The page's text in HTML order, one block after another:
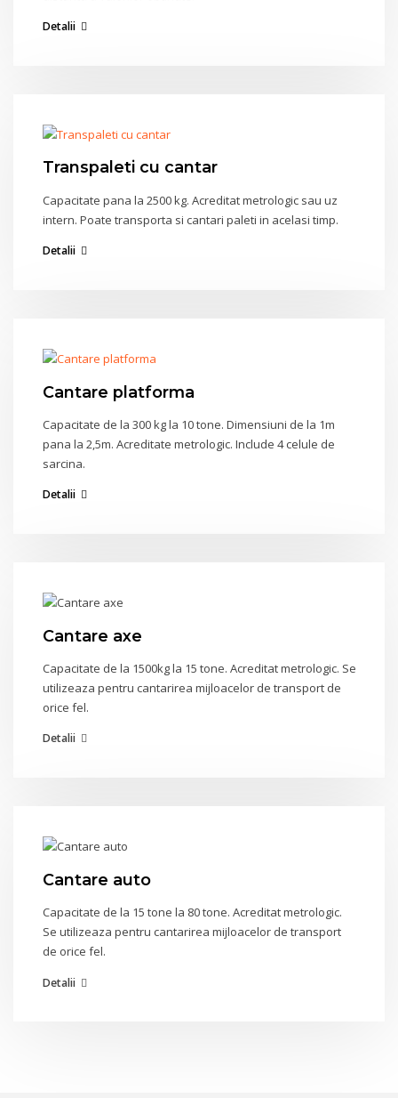
Detalii
Transpaleti cu cantar
Capacitate pana la 2500 kg. Acreditat metrologic sau uz
intern. Poate transporta si cantari paleti in acelasi timp.
Detalii
Cantare platforma
Capacitate de la 300 kg la 10 tone. Dimensiuni de la 1m
pana la 2,5m. Acreditate metrologic. Include 4 celule de
sarcina.
Detalii
Cantare axe
Capacitate de la 1500kg la 15 tone. Acreditat metrologic. Se
utilizeaza pentru cantarirea mijloacelor de transport de
orice fel.
Detalii
Cantare auto
Capacitate de la 15 tone la 80 tone. Acreditat metrologic.
Se utilizeaza pentru cantarirea mijloacelor de transport
de orice fel.
Detalii